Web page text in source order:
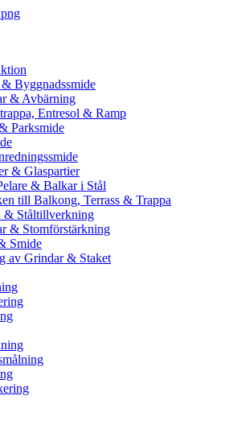
Byggnadssmide
& Avbärning
Entresol & Ramp
Parksmide
& Glaspartier
& Balkar i Stål
till Balkong, Terrass & Trappa
& Ståltillverkning
& Stomförstärkning
Smide
av Grindar & Staket